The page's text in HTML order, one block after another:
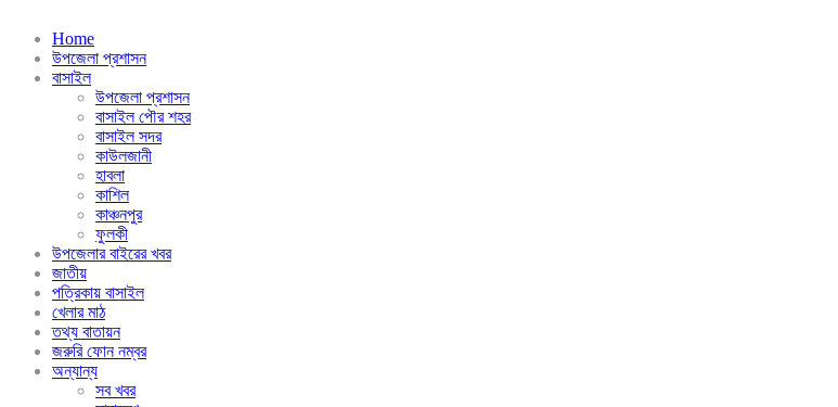
Home
উপজেলা প্রশাসন
বাসাইল
উপজেলা প্রশাসন
বাসাইল পৌর শহর
বাসাইল সদর
কাউলজানী
হাবলা
কাশিল
কাঞ্চনপুর
ফুলকী
উপজেলার বাইরের খবর
জাতীয়
পত্রিকায় বাসাইল
খেলার মাঠ
তথ্য বাতায়ন
জরুরি ফোন নম্বর
অন্যান্য
সব খবর